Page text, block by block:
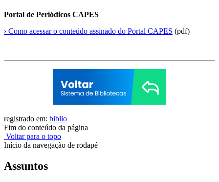
Portal de Periódicos CAPES
› Como acessar o conteúdo assinado do Portal CAPES (pdf)
registrado em: biblio
Fim do conteúdo da página
Voltar para o topo
Início da navegação de rodapé
Assuntos